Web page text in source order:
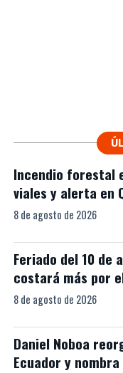
Incendio forestal
viales y alerta en
8 de agosto de 2026
Feriado del 10 de
costará más por
8 de agosto de 2026
Daniel Noboa
Ecuador y